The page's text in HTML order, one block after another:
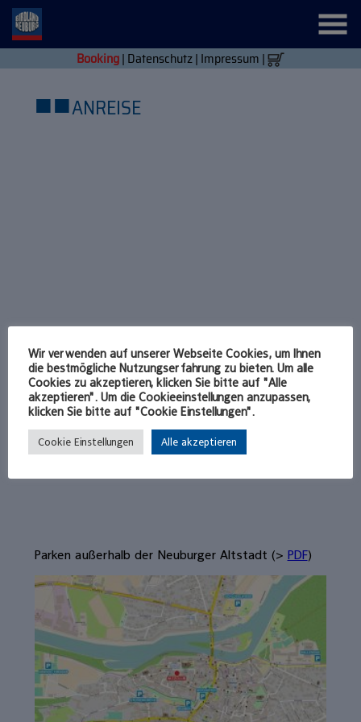
Booking| Datenschutz| Impressum |
■■ANREISE
Parken außerhalb der Neuburger Altstadt (> PDF)
Wir verwenden auf unserer Webseite Cookies, um Ihnen
die bestmögliche Nutzungserfahrung zu bieten. Um alle
Cookies zu akzeptieren, klicken Sie bitte auf "Alle
akzeptieren". Um die Cookieeinstellungen anzupassen,
klicken Sie bitte auf "Cookie Einstellungen".
Cookie Einstellungen Alle akzeptieren